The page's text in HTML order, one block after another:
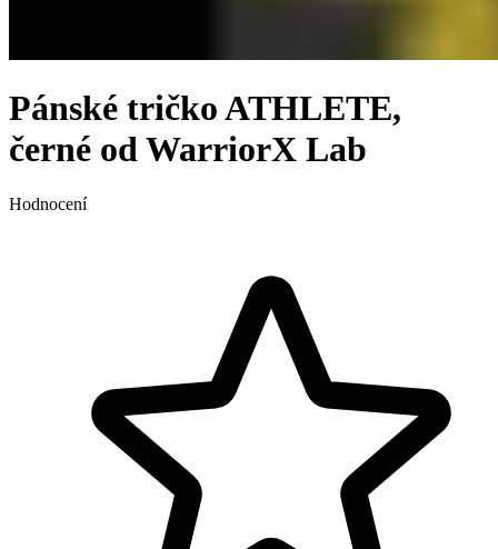
Pánské tričko ATHLETE,
černé od WarriorX Lab
Hodnocení